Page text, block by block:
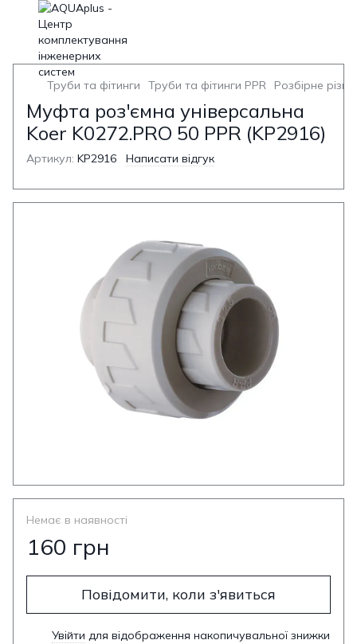
Труби та фітинги Труби та фітинги PPR Розбірне
Муфта роз'ємна універсальна
Koer K0272.PRO 50 PPR (KP2916)
Артикул: KP2916 Написати відгук
Немає в наявності
160 грн
Повідомити, коли з'явиться
Увійти для відображення накопичувальної знижки